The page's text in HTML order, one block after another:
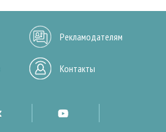
Рекламодателям
Контакты